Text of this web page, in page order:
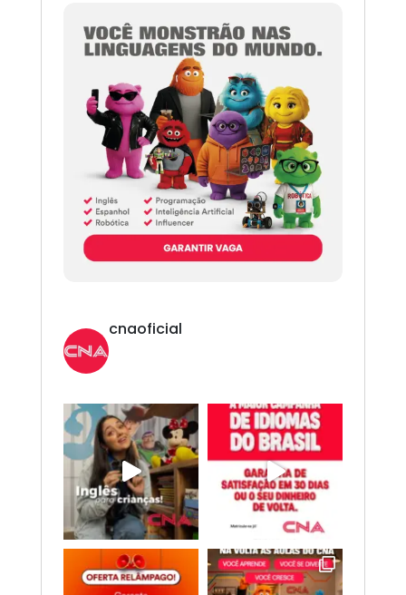
cnaoficial
Novo CNA. Vem com tudo!
Espanhol, Programação, Robótica, IA e